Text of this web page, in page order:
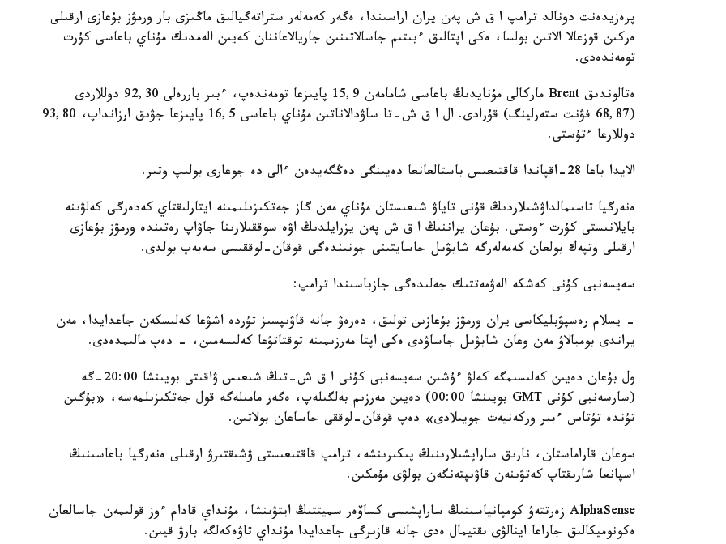
پرەزيدەنت دونالد ترامپ ا ق ش پەن يران اراسىندا، ەگەر كەمەلەر ستراتەگيالىق ماڭىزى بار ورمۋز بۇعازى ارقىلى
ەركىن قوزعالا الاتىن بولسا، ەكى اپتالىق ءبىتىم جاسالاتىنىن جاريالاعاننان كەيىن الەمدىك مۇناي باعاسى كۇرت
تومەندەدى.
ەتالوندىق Brent ماركالى مۇنايدىڭ باعاسى شامامەن 15,9 پايىزعا تومەندەپ، ءبىر باررەلى 92,30 دوللاردى
(68,87 فۋنت ستەرلينگ) قۇرادى. ال ا ق ش-تا ساۋدالاناتىن مۇناي باعاسى 16,5 پايىزعا جۋىق ارزانداپ، 93,80
دوللارعا ءتۇستى.
الايدا باعا 28-اقپاندا قاقتىعىس باستالعانعا دەيىنگى دەڭگەيدەن ءالى دە جوعارى بولىپ وتىر.
ەنەرگيا تاسىمالداۋشىلاردىڭ قۇنى تاياۋ شىعىستان مۇناي مەن گاز جەتكىزىلىمىنە ايتارلىقتاي كەدەرگى كەلۋىنە
بايلانىستى كۇرت ءوستى. بۇعان يراننىڭ ا ق ش پەن يزرايلدىڭ اۋە سوققىلارىنا جاۋاپ رەتىندە ورمۋز بۇعازى
ارقىلى وتپەك بولعان كەمەلەرگە شابۋىل جاسايتىنى جونىندەگى قوقان-لوققىسى سەبەپ بولدى.
سەيسەنبى كۇنى كەشكە الەۋمەتتىك جەلىدەگى جازباسىندا ترامپ:
- يسلام رەسپۋبليكاسى يران ورمۋز بۇعازىن تولىق، دەرەۋ جانە قاۋىپسىز تۇردە اشۋعا كەلىسكەن جاعدايدا، مەن
يراندى بومبالاۋ مەن وعان شابۋىل جاساۋدى ەكى اپتا مەرزىمىنە توقتاتۋعا كەلىسەمىن، - دەپ مالىمدەدى.
ول بۇعان دەيىن كەلىسىمگە كەلۋ ءۇشىن سەيسەنبى كۇنى ا ق ش-تىڭ شىعىس ۋاقىتى بويىنشا 20:00-گە
(سارسەنبى كۇنى GMT بويىنشا 00:00) دەيىن مەرزىم بەلگىلەپ، ەگەر مامىلەگە قول جەتكىزىلمەسە، «بۇگىن
تۇندە تۇتاس ءبىر وركەنيەت جويىلادى» دەپ قوقان-لوققى جاساعان بولاتىن.
سوعان قاراماستان، نارىق ساراپشىلارىنىڭ پىكىرىنشە، ترامپ قاقتىعىستى ۋشىقتىرۋ ارقىلى ەنەرگيا باعاسىنىڭ
اسپانعا شارىقتاپ كەتۋىنەن قاۋىپتەنگەن بولۋى مۇمكىن.
AlphaSense زەرتتەۋ كومپانياسىنىڭ ساراپشىسى كساۆەر سميتتىڭ ايتۋىنشا، مۇنداي قادام ءوز قولىمەن جاسالعان
ەكونوميكالىق جاراعا اينالۋى ىقتيمال ەدى جانە قازىرگى جاعدايدا مۇنداي تاۋەكەلگە بارۋ قيىن.